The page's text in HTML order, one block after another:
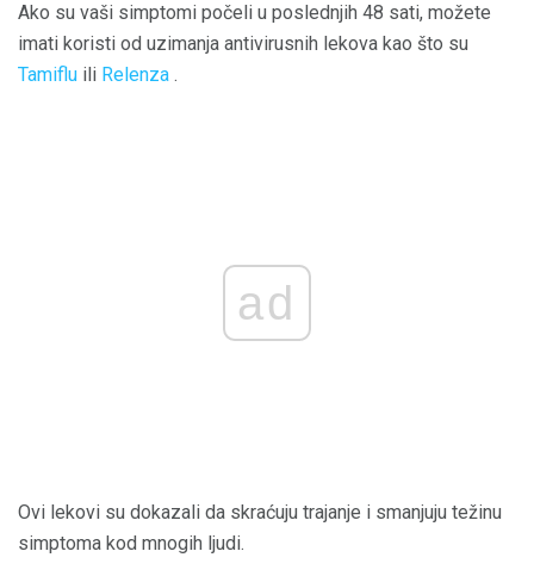
Ako su vaši simptomi počeli u poslednjih 48 sati, možete
imati koristi od uzimanja antivirusnih lekova kao što su
Tamiflu ili Relenza .
ad
Ovi lekovi su dokazali da skraćuju trajanje i smanjuju težinu
simptoma kod mnogih ljudi.